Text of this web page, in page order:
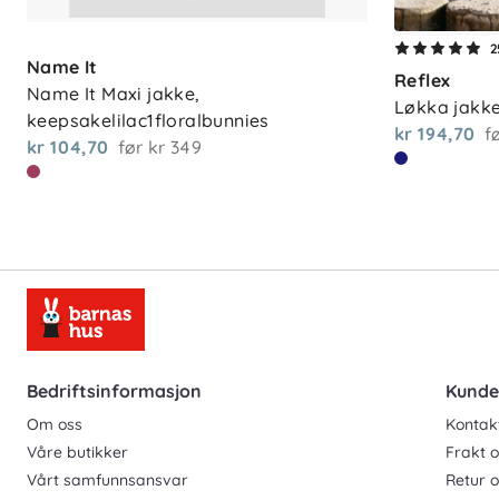
Name It
Name It Maxi jakke,
keepsakelilac1floralbunnies
kr 104,70 før kr 349
Reflex
Løkka
kr 194,70
Bedriftsinformasjon
Om oss
Våre butikker
Vårt samfunnsansvar
Frakt
Retur